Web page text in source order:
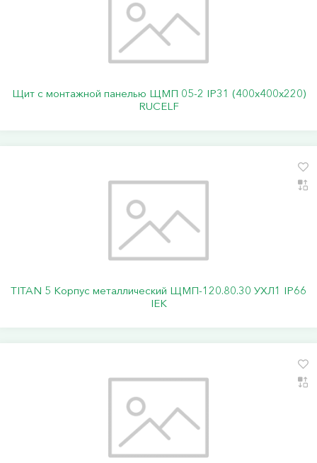
Щит с монтажной панелью ЩМП 05-2 IP31 (400х400х220)
RUCELF
TITAN 5 Корпус металлический ЩМП-120.80.30 УХЛ1 IP66
IEK